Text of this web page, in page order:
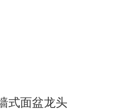
式面盆龙头